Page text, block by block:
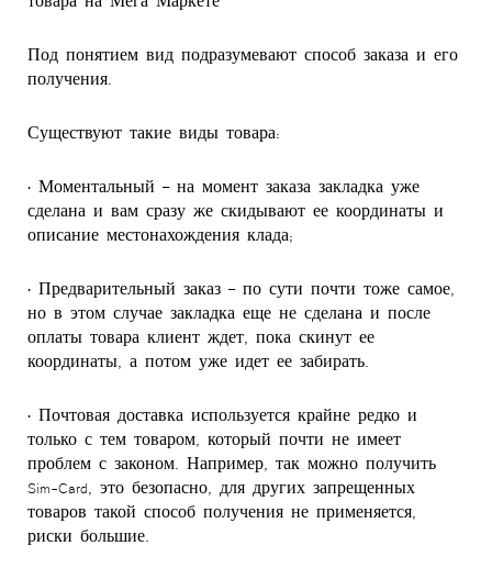
Под понятием вид подразумевают способ заказа и его
получения.
Существуют такие виды товара:
• Моментальный – на момент заказа закладка уже
сделана и вам сразу же скидывают ее координаты и
описание местонахождения клада;
• Предварительный заказ – по сути почти тоже самое,
но в этом случае закладка еще не сделана и после
оплаты товара клиент ждет, пока скинут ее
координаты, а потом уже идет ее забирать.
• Почтовая доставка используется крайне редко и
только с тем товаром, который почти не имеет
проблем с законом. Например, так можно получить
Sim-Card, это безопасно, для других запрещенных
товаров такой способ получения не применяется,
риски большие.